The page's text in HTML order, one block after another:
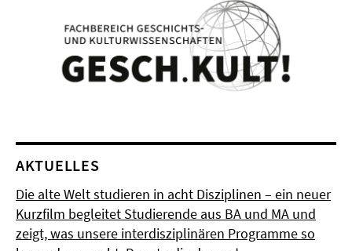
AKTUELLES
Die alte Welt studieren in acht Disziplinen – ein neuer
Kurzfilm begleitet Studierende aus BA und MA und
zeigt, was unsere interdisziplinären Programme so